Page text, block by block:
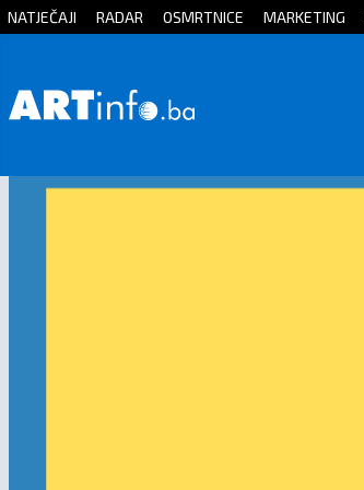
Početna
NATJEČAJI RADAR OSMRTNICE MARKETING